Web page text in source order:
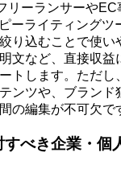
リーランサーや
ーライティングツ
り込むことで使い
文など、直接収益
トします。ただし
ンツや、ブランド
の編集が不可欠で
べき企業・個